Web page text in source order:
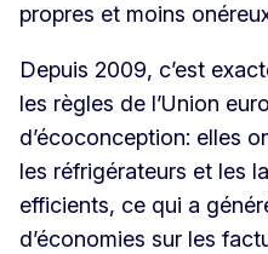
propres et moins
Depuis 2009, c’est
les règles de l’Union
d’écoconception: elles
les réfrigérateurs et les
efficients, ce qui a
d’économies sur les